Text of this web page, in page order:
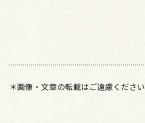
＊画像・文章の転載はご遠慮ください